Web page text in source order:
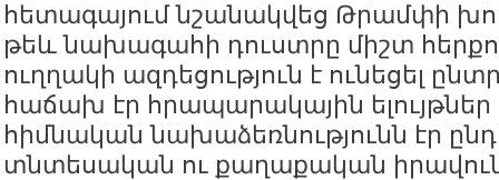
հետագայում նշանակվեց Թրամփի
թեև նախագահի դուստրը միշտ
ուղղակի ազդեցություն է ունեցել
հաճախ էր հրապարակային ելույթներ
հիմնական նախաձեռնությունն էր
տնտեսական ու քաղաքական